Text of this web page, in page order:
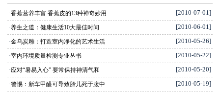
·香蕉营养丰富 香蕉皮的13种神奇妙用
[2010-07-01]
·养生之道：健康生活10大最佳时间
[2010-06-01]
·金乌炭雕：打造室内净化的艺术生活
[2010-05-26]
·室内环境质量检测专业丛书
[2010-05-22]
·应对“暑易入心” 要常保持神清气和
[2010-05-20]
·警惕：新车甲醛可导致胎儿死于腹中
[2010-05-19]